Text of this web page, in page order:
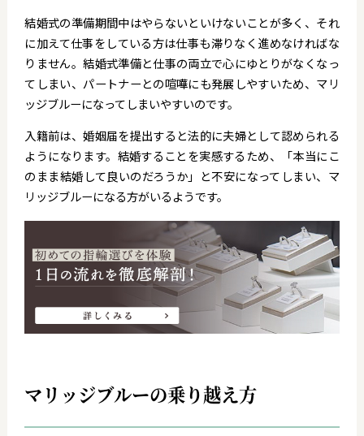
結婚式の準備期間中はやらないといけないことが多く、それ
に加えて仕事をしている方は仕事も滞りなく進めなければな
りません。結婚式準備と仕事の両立で心にゆとりがなくなっ
てしまい、パートナーとの喧嘩にも発展しやすいため、マリ
ッジブルーになってしまいやすいのです。
入籍前は、婚姻届を提出すると法的に夫婦として認められる
ようになります。結婚することを実感するため、「本当にこ
のまま結婚して良いのだろうか」と不安になってしまい、マ
リッジブルーになる方がいるようです。
マリッジブルーの乗り越え方